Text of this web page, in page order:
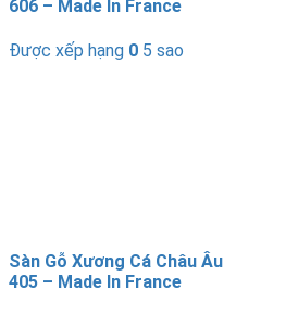
606 – Made In France
Được xếp hạng 0 5 sao
Sàn Gỗ Xương Cá Châu Âu
405 – Made In France